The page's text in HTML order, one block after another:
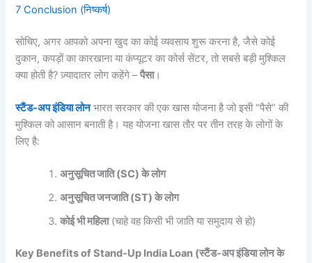
7 Conclusion (निष्कर्ष)
सोचिए, अगर आपको अपना खुद का कोई व्यवसाय शुरू करना है, जैसे कोई
दुकान, कपड़ों का कारखाना या कंप्यूटर का कोर्स सेंटर, तो सबसे बड़ी मुश्किल
क्या होती है? ज़्यादातर लोग कहेंगे –पैसा।
स्टैंड-अपइंडियालोनभारत सरकार की एक खास योजना है जो इसी “पैसे” की
मुश्किल को आसान बनाती है। यह योजना खास तौर पर तीन तरह के लोगों के
लिए है:
अनुसूचितजाति (SC)केलोग
अनुसूचितजनजाति (ST)केलोग
कोईभीमहिला(चाहे वह किसी भी जाति या समुदाय से हो)
Key Benefits of Stand-Up India Loan (स्टैंड-अपइंडियालोनके